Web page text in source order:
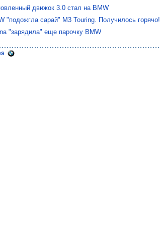
движок 3.0 стал на BMW
"подожгла сарай" M3 Touring. Получилось горячо!
"зарядила" еще парочку BMW